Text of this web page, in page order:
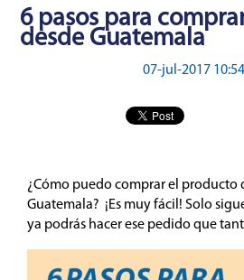
6 pasos para
desde Guatemala
07-jul-2017
¿Cómo puedo comprar el producto
Guatemala? ¡Es muy fácil! Solo
ya podrás hacer ese pedido que